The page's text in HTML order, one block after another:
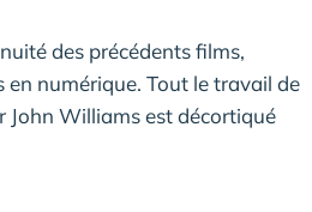
des précédents films,
en numérique. Tout le travail de
John Williams est décortiqué